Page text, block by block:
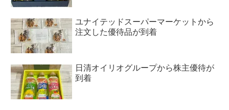
ユナイテッドスーパーマーケットから
注文した優待品が到着
日清オイリオグループから株主優待が
到着